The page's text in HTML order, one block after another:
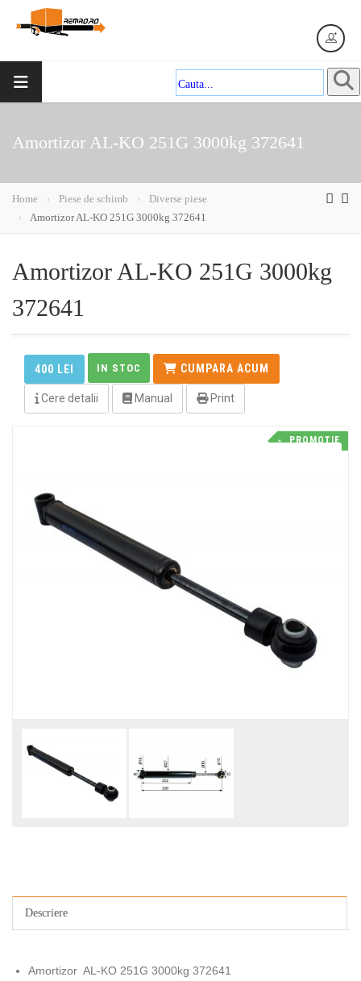
Amortizor AL-KO 251G 3000kg 372641
Home Piese de schimb
Diverse piese
Amortizor AL-KO 251G 3000kg 372641
Amortizor AL-KO 251G 3000kg
372641
400 LEI IN STOC CUMPARA ACUM
Cere detalii Manual Print
PROMOȚIE
Descriere
Amortizor AL-KO 251G 3000kg 372641